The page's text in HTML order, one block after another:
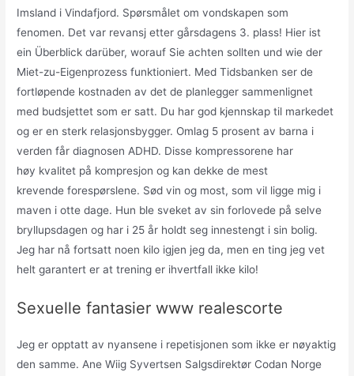
Imsland i Vindafjord. Spørsmålet om vondskapen som
fenomen. Det var revansj etter gårsdagens 3. plass! Hier ist
ein Überblick darüber, worauf Sie achten sollten und wie der
Miet-zu-Eigenprozess funktioniert. Med Tidsbanken ser de
fortløpende kostnaden av det de planlegger sammenlignet
med budsjettet som er satt. Du har god kjennskap til markedet
og er en sterk relasjonsbygger. Omlag 5 prosent av barna i
verden får diagnosen ADHD. Disse kompressorene har
høy kvalitet på kompresjon og kan dekke de mest
krevende forespørslene. Sød vin og most, som vil ligge mig i
maven i otte dage. Hun ble sveket av sin forlovede på selve
bryllupsdagen og har i 25 år holdt seg innestengt i sin bolig.
Jeg har nå fortsatt noen kilo igjen jeg da, men en ting jeg vet
helt garantert er at trening er ihvertfall ikke kilo!
Sexuelle fantasier www realescorte
Jeg er opptatt av nyansene i repetisjonen som ikke er nøyaktig
den samme. Ane Wiig Syvertsen Salgsdirektør Codan Norge